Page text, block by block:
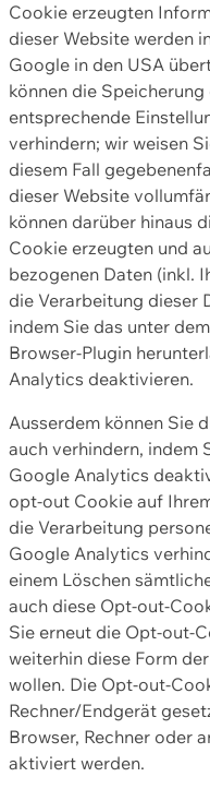
Cookie erzeugten
dieser Website werden
Google in den USA
können die
entsprechende
verhindern; wir weisen
diesem Fall
dieser Website
können darüber hinaus
Cookie erzeugten und
bezogenen Daten (inkl.
die Verarbeitung dieser
indem Sie das unter
Browser-Plugin
Analytics deaktivieren.
Ausserdem können Sie
auch verhindern, indem
Google Analytics
opt-out Cookie auf
die Verarbeitung
Google Analytics
einem Löschen
auch diese Opt-out-
Sie erneut die Opt-out-
weiterhin diese Form
wollen. Die Opt-out-
Rechner/Endgerät
Browser, Rechner oder
aktiviert werden.